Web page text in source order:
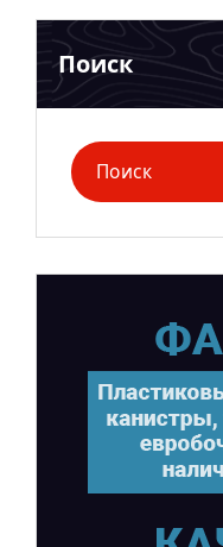
Поиск
Поиск
для: